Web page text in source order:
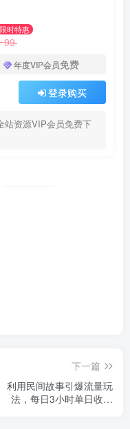
限时特惠
99
年度VIP会员免费
登录购买
站资源VIP会员免费下
下一篇
利用民间故事引爆流量玩
法，每日3小时单日收益